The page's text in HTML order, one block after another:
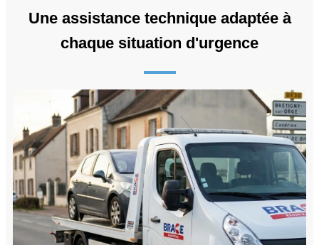
Une assistance technique adaptée à
chaque situation d'urgence